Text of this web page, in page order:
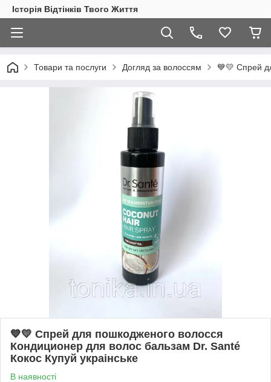
Історія Відтінків Твого Життя
Товари та послуги Догляд за волоссям 💙💛 Cпрей
💙💛 Cпрей для пошкодженого волосся
Кондиционер для волос бальзам Dr. Santé
Кокос Купуй украінське
В наявності